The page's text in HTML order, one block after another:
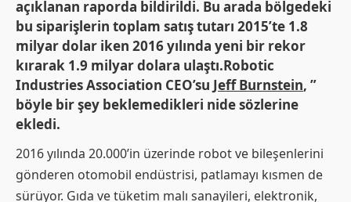
açıklanan raporda bildirildi. Bu arada bölgedeki
bu siparişlerin toplam satış tutarı 2015’te 1.8
milyar dolar iken 2016 yılında yeni bir rekor
kırarak 1.9 milyar dolara ulaştı.Robotic
Industries Association CEO’su Jeff Burnstein, ”
böyle bir şey beklemedikleri nide sözlerine
ekledi.
2016 yılında 20.000’in üzerinde robot ve bileşenlerini
gönderen otomobil endüstrisi, patlamayı kısmen de
sürüyor. Gıda ve tüketim malı sanayileri, elektronik,